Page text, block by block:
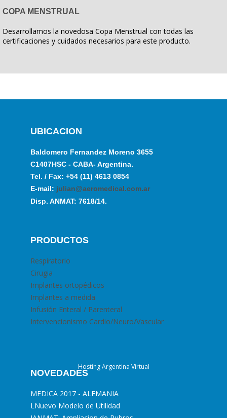
COPA MENSTRUAL
Desarrollamos la novedosa Copa Menstrual con todas las
certificaciones y cuidados necesarios para este producto.
UBICACION
Baldomero Fernandez Moreno 3655
C1407HSC - CABA- Argentina.
Tel. / Fax: +54 (11) 4613 0854
E-mail: julian@aeromedical.com.ar
Disp. ANMAT: 7618/14.
PRODUCTOS
Respiratorio
Cirugia
Implantes ortopédicos
Implantes a medida
Infusión Enteral / Parenteral
Intervencionismo Cardio/Neuro/Vascular
NOVEDADES
MEDICA 2017 - ALEMANIA
LNuevo Modelo de Utilidad
Hosting Argentina Virtual